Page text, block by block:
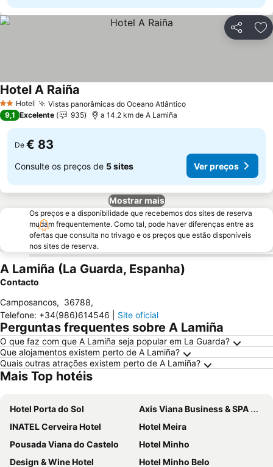
Partilhar
2 Estrelas
Hotel Vistas panorâmicas do Oceano Atlântico
Hotel A Raiña
9,1 Excelente 935 a 14.2 km de A Lamiña
De € 83
Consulte os preços de 5 sites Ver preços
Mostrar mais
Os preços e a disponibilidade que recebemos dos sites de reserva
mudam frequentemente. Como tal, pode haver diferenças entre as
ofertas que consulta no trivago e os preços que estão disponíveis
nos sites de reserva.
A Lamiña (La Guarda, Espanha)
Contacto
Camposancos, 36788,
Telefone: +34(986)614546 Site oficial
Perguntas frequentes sobre A Lamiña
O que faz com que A Lamiña seja popular em La Guarda?
Que alojamentos existem perto de A Lamiña?
Quais outras atrações existem perto de A Lamiña?
Mais Top hotéis
Hotel Porta do Sol
Axis Viana Business & SPA Hotel
INATEL Cerveira Hotel
Hotel Meira
Pousada Viana do Castelo
Hotel Minho
Design & Wine Hotel
Hotel Minho Belo